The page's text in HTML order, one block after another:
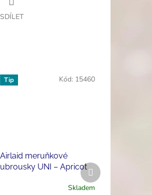
SDÍLET
Tip
Airlaid meruňkové
ubrousky UNI – Apricot
Skladem
Kód: 15460
Další
produkt